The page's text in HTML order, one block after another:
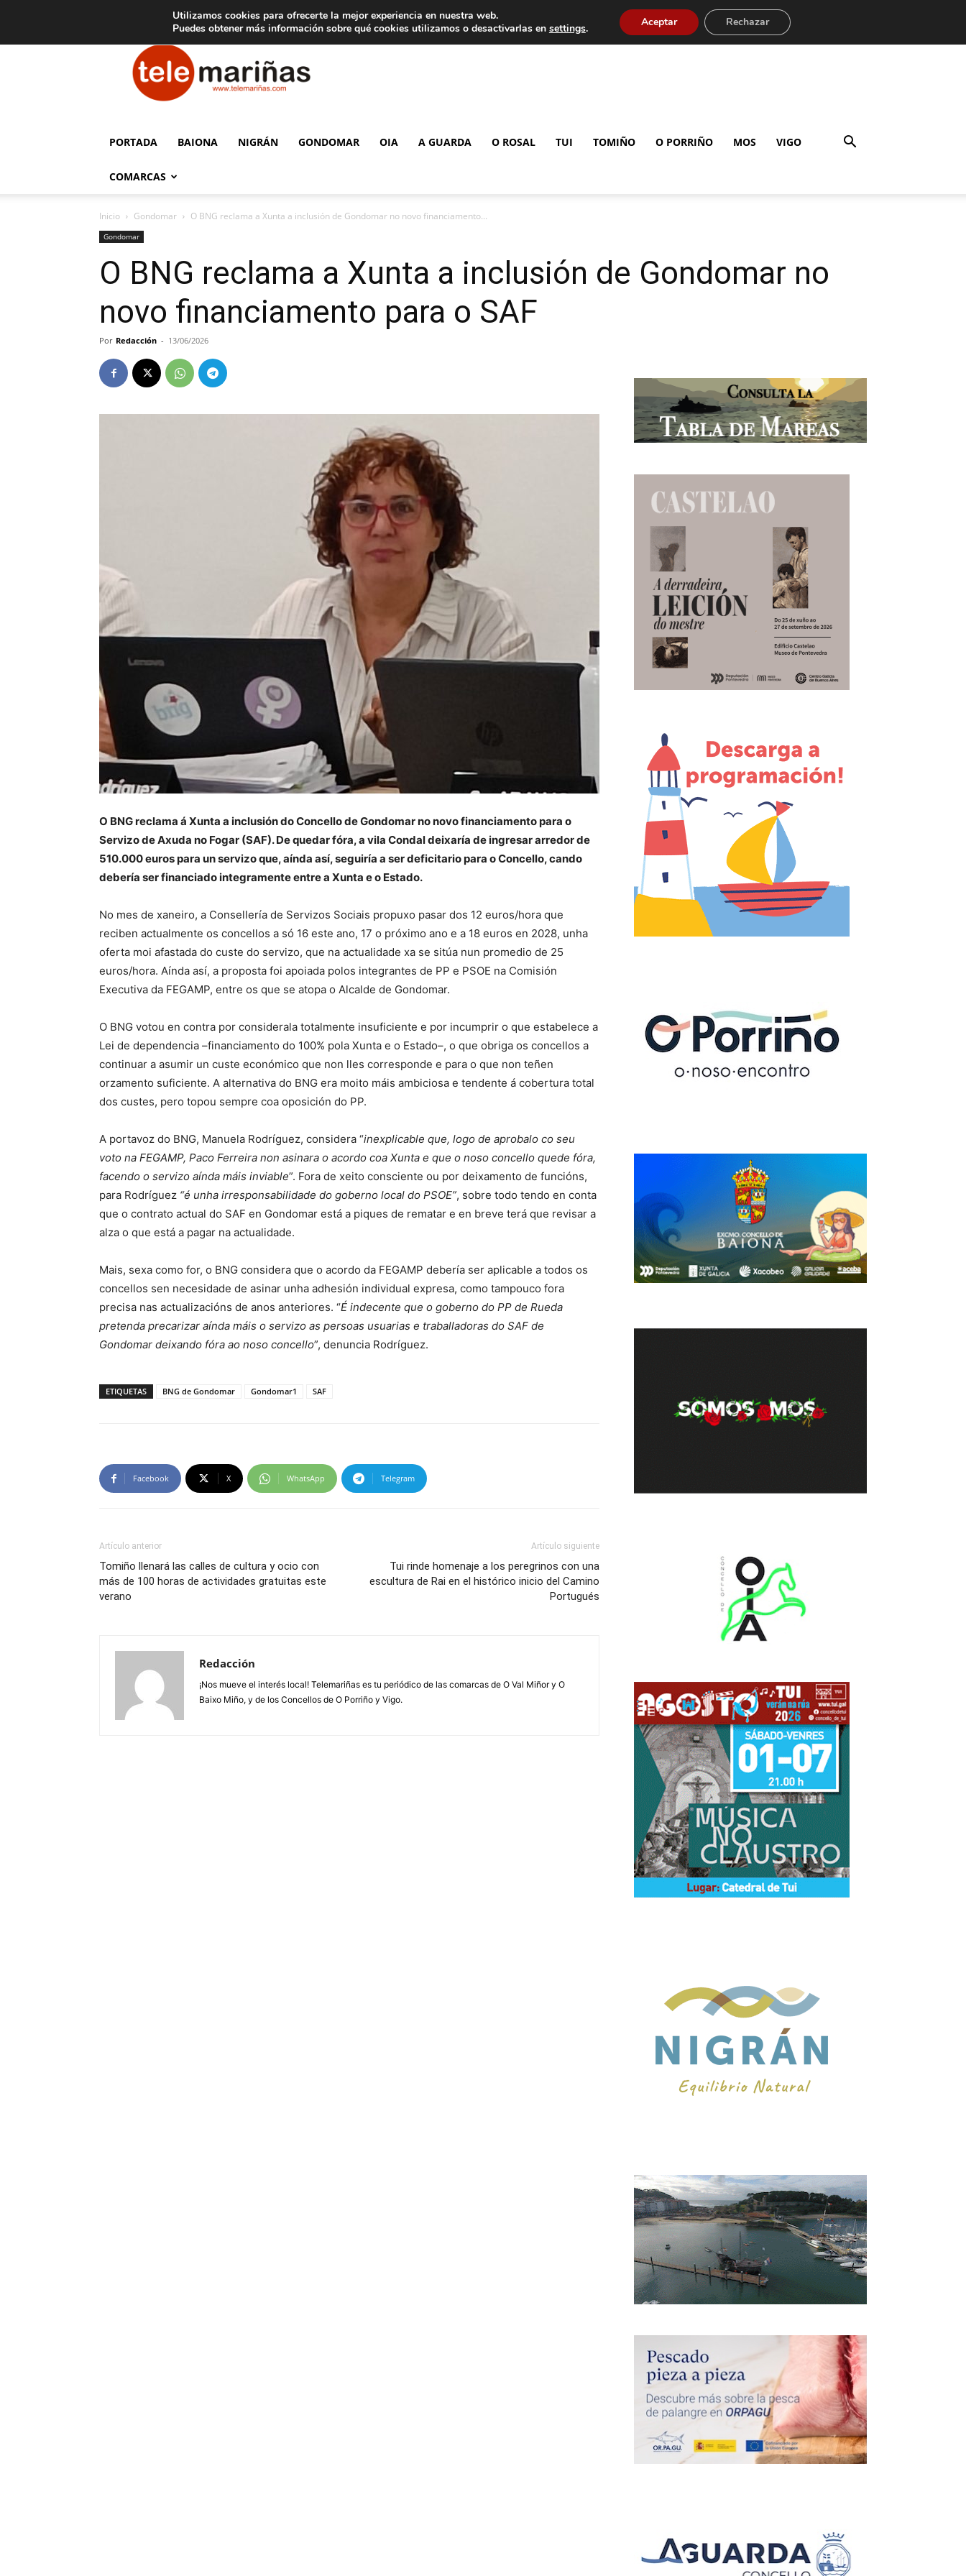
Aviso legal Tarifas de publicidad
Telemariñas
PORTADA BAIONA NIGRÁN GONDOMAR OIA A GUARDA O ROSAL TUI TOMIÑO O PORRIÑO MOS VIGO
COMARCAS
Inicio Gondomar O BNG reclama a Xunta a inclusión de Gondomar no novo financiamento...
Gondomar
O BNG reclama a Xunta a inclusión de Gondomar no
novo financiamento para o SAF
Por Redacción - 13/06/2026
O BNG reclama á Xunta a inclusión do Concello de Gondomar no novo financiamento para o
Servizo de Axuda no Fogar (SAF). De quedar fóra, a vila Condal deixaría de ingresar arredor de
510.000 euros para un servizo que, aínda así, seguiría a ser deficitario para o Concello, cando
debería ser financiado integramente entre a Xunta e o Estado.
No mes de xaneiro, a Consellería de Servizos Sociais propuxo pasar dos 12 euros/hora que
reciben actualmente os concellos a só 16 este ano, 17 o próximo ano e a 18 euros en 2028, unha
oferta moi afastada do custe do servizo, que na actualidade xa se sitúa nun promedio de 25
euros/hora. Aínda así, a proposta foi apoiada polos integrantes de PP e PSOE na Comisión
Executiva da FEGAMP, entre os que se atopa o Alcalde de Gondomar.
O BNG votou en contra por considerala totalmente insuficiente e por incumprir o que estabelece a
Lei de dependencia –financiamento do 100% pola Xunta e o Estado–, o que obriga os concellos a
continuar a asumir un custe económico que non lles corresponde e para o que non teñen
orzamento suficiente. A alternativa do BNG era moito máis ambiciosa e tendente á cobertura total
dos custes, pero topou sempre coa oposición do PP.
A portavoz do BNG, Manuela Rodríguez, considera “inexplicable que, logo de aprobalo co seu
voto na FEGAMP, Paco Ferreira non asinara o acordo coa Xunta e que o noso concello quede fóra,
facendo o servizo aínda máis inviable”. Fora de xeito consciente ou por deixamento de funcións,
para Rodríguez “é unha irresponsabilidade do goberno local do PSOE”, sobre todo tendo en conta
que o contrato actual do SAF en Gondomar está a piques de rematar e en breve terá que revisar a
alza o que está a pagar na actualidade.
Mais, sexa como for, o BNG considera que o acordo da FEGAMP debería ser aplicable a todos os
concellos sen necesidade de asinar unha adhesión individual expresa, como tampouco fora
precisa nas actualizacións de anos anteriores. “É indecente que o goberno do PP de Rueda
pretenda precarizar aínda máis o servizo as persoas usuarias e traballadoras do SAF de
Gondomar deixando fóra ao noso concello”, denuncia Rodríguez.
ETIQUETAS BNG de Gondomar Gondomar1 SAF
Facebook X WhatsApp Telegram
Artículo anterior
Tomiño llenará las calles de cultura y ocio con
más de 100 horas de actividades gratuitas este
verano
Artículo siguiente
Tui rinde homenaje a los peregrinos con una
escultura de Rai en el histórico inicio del Camino
Portugués
Redacción
¡Nos mueve el interés local! Telemariñas es tu periódico de las comarcas de O Val Miñor y O
Baixo Miño, y de los Concellos de O Porriño y Vigo.
Utilizamos cookies para ofrecerte la mejor experiencia en nuestra web.
Puedes obtener más información sobre qué cookies utilizamos o desactivarlas en settings. Aceptar Rechazar